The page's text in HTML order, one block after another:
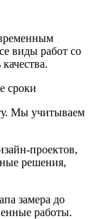
виды работ со
сроки
Мы учитываем
проектов,
решения,
замера до
работы.